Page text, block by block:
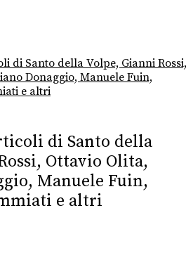
di Santo della Volpe, Gianni Rossi,
Donaggio, Manuele Fuin,
e altri
di Santo della
Ottavio Olita,
Manuele Fuin,
e altri